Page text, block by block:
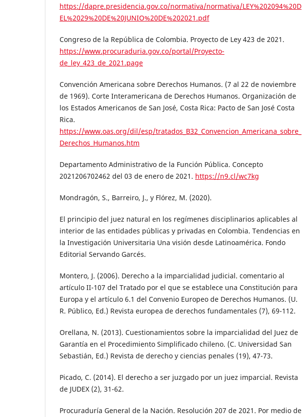
https://dapre.presidencia.gov.co/normativa/normativa/LEY%202094%20D
EL%2029%20DE%20JUNIO%20DE%202021.pdf
Congreso de la República de Colombia. Proyecto de Ley 423 de 2021.
https://www.procuraduria.gov.co/portal/Proyecto-
de_ley_423_de_2021.page
Convención Americana sobre Derechos Humanos. (7 al 22 de noviembre
de 1969). Corte Interamericana de Derechos Humanos. Organización de
los Estados Americanos de San José, Costa Rica: Pacto de San José Costa
Rica.
https://www.oas.org/dil/esp/tratados_B32_Convencion_Americana_sobre_
Derechos_Humanos.htm
Departamento Administrativo de la Función Pública. Concepto
2021206702462 del 03 de enero de 2021. https://n9.cl/wc7kg
Mondragón, S., Barreiro, J., y Flórez, M. (2020).
El principio del juez natural en los regímenes disciplinarios aplicables al
interior de las entidades públicas y privadas en Colombia. Tendencias en
la Investigación Universitaria Una visión desde Latinoamérica. Fondo
Editorial Servando Garcés.
Montero, J. (2006). Derecho a la imparcialidad judicial. comentario al
artículo II-107 del Tratado por el que se establece una Constitución para
Europa y el artículo 6.1 del Convenio Europeo de Derechos Humanos. (U.
R. Público, Ed.) Revista europea de derechos fundamentales (7), 69-112.
Orellana, N. (2013). Cuestionamientos sobre la imparcialidad del Juez de
Garantía en el Procedimiento Simplificado chileno. (C. Universidad San
Sebastián, Ed.) Revista de derecho y ciencias penales (19), 47-73.
Picado, C. (2014). El derecho a ser juzgado por un juez imparcial. Revista
de JUDEX (2), 31-62.
Procuraduría General de la Nación. Resolución 207 de 2021. Por medio de